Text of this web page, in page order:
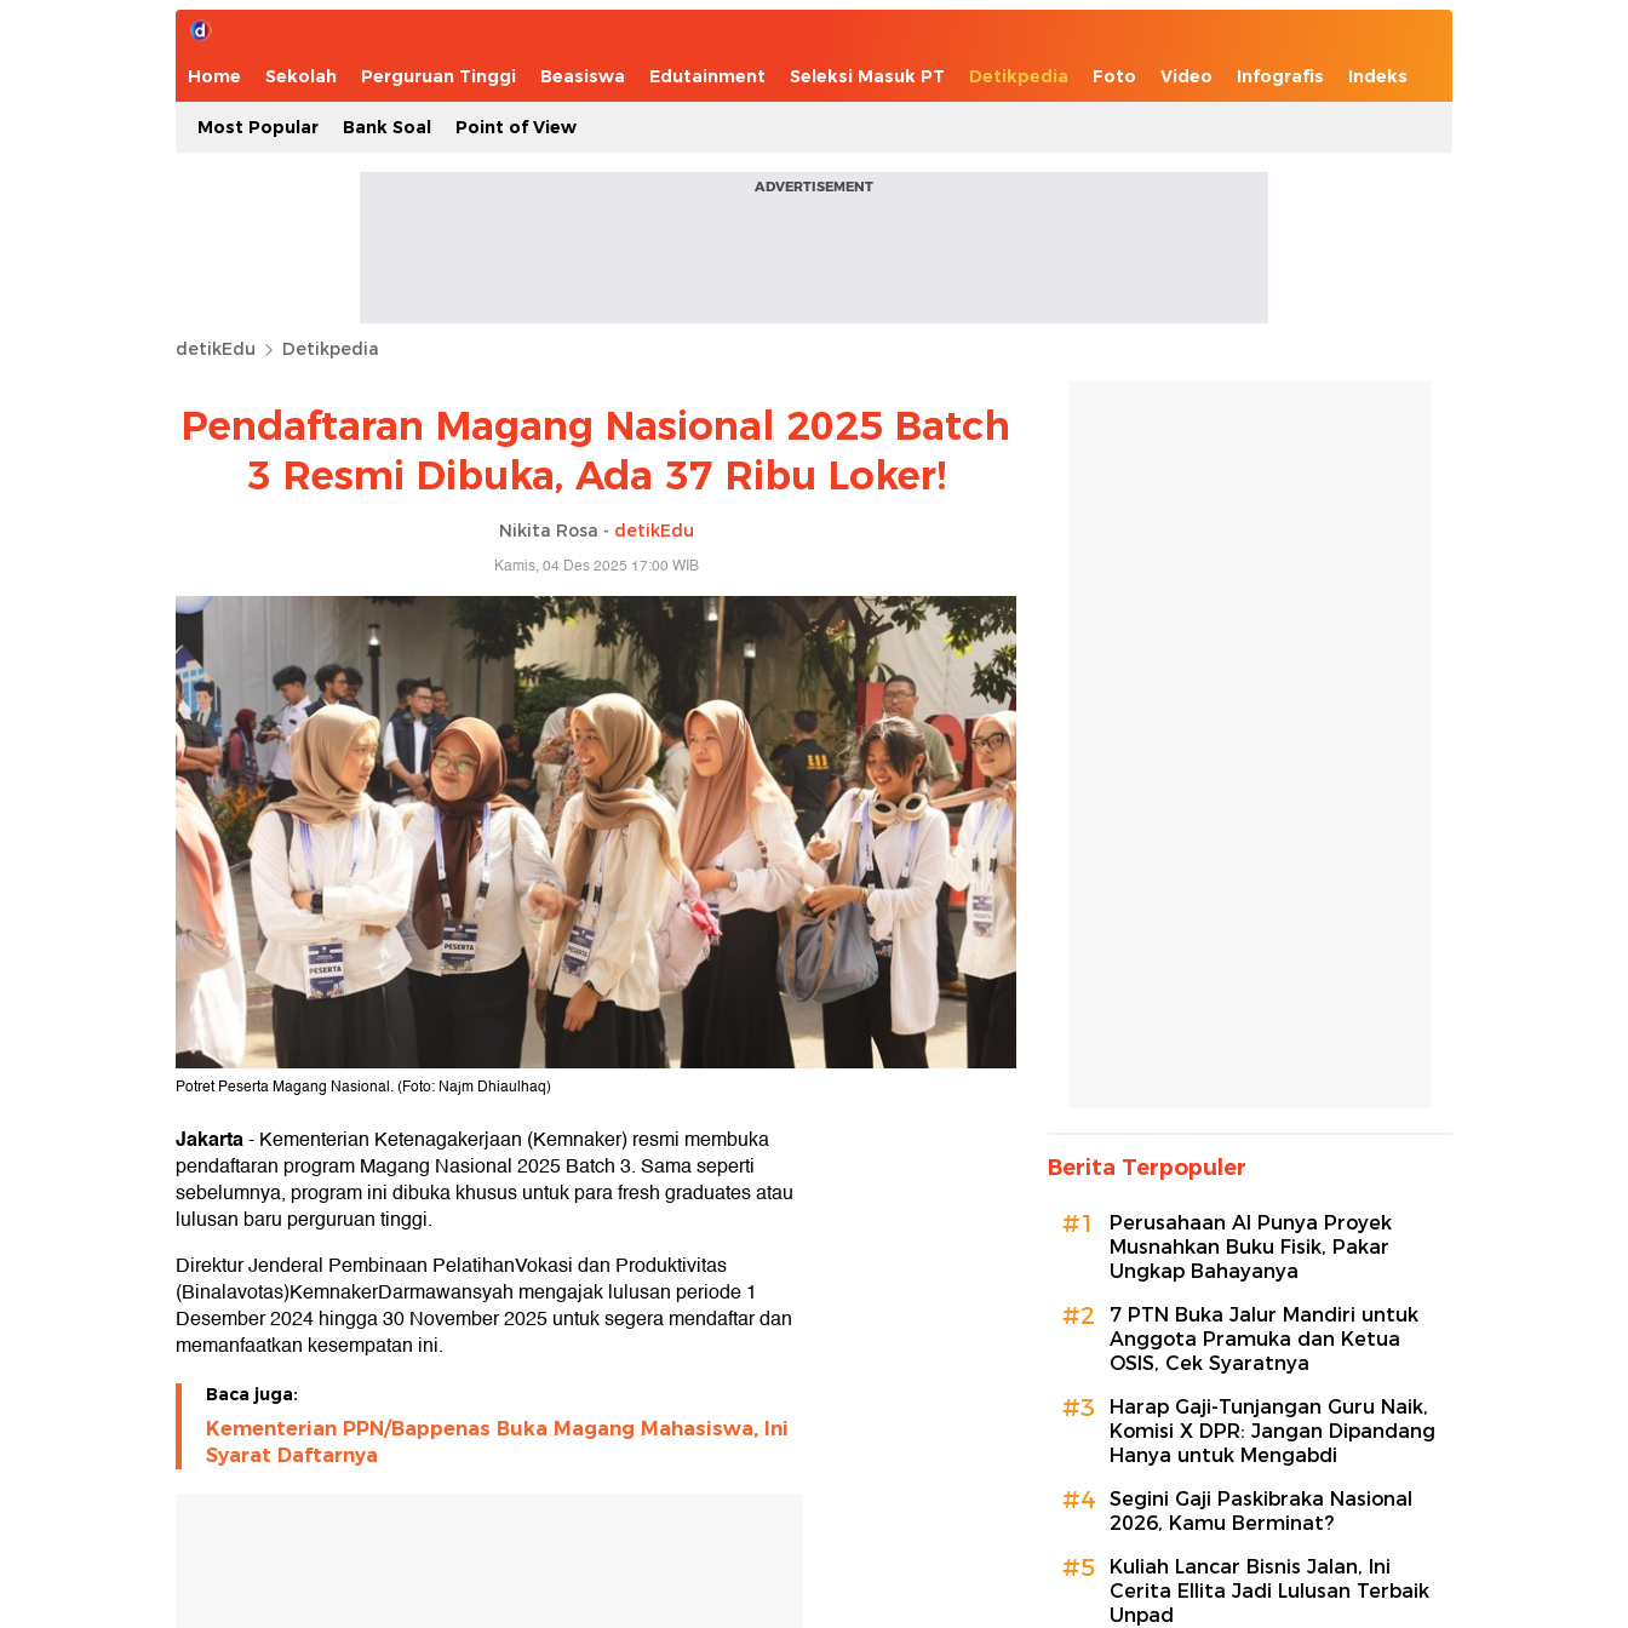
Home Sekolah Perguruan Tinggi Beasiswa Edutainment Seleksi Masuk PT Detikpedia Foto Video Infografis Indeks
Most Popular Bank Soal Point of View
ADVERTISEMENT
detikEdu Detikpedia
Pendaftaran Magang Nasional 2025 Batch
3 Resmi Dibuka, Ada 37 Ribu Loker!
Nikita Rosa - detikEdu
Kamis, 04 Des 2025 17:00 WIB
Potret Peserta Magang Nasional. (Foto: Najm Dhiaulhaq)
Jakarta-Kementerian Ketenagakerjaan (Kemnaker) resmi membuka
pendaftaran program Magang Nasional 2025 Batch 3. Sama seperti
sebelumnya, program ini dibuka khusus untuk para fresh graduates atau
lulusan baru perguruan tinggi.
Direktur Jenderal Pembinaan PelatihanVokasi dan Produktivitas
(Binalavotas)KemnakerDarmawansyah mengajak lulusan periode 1
Desember 2024 hingga 30 November 2025 untuk segera mendaftar dan
memanfaatkan kesempatan ini.
Baca juga:
Kementerian PPN/Bappenas Buka Magang Mahasiswa, Ini
Syarat Daftarnya
Berita Terpopuler
#1
Perusahaan AI Punya Proyek
Musnahkan Buku Fisik, Pakar
Ungkap Bahayanya
#2
7 PTN Buka Jalur Mandiri untuk
Anggota Pramuka dan Ketua
OSIS, Cek Syaratnya
#3
Harap Gaji-Tunjangan Guru Naik,
Komisi X DPR: Jangan Dipandang
Hanya untuk Mengabdi
#4
Segini Gaji Paskibraka Nasional
2026, Kamu Berminat?
#5
Kuliah Lancar Bisnis Jalan, Ini
Cerita Ellita Jadi Lulusan Terbaik
Unpad